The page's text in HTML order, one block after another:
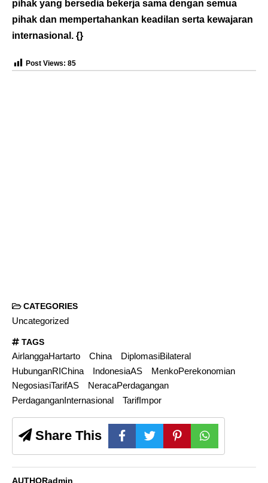
pihak yang bersedia bekerja sama dengan semua
pihak dan mempertahankan keadilan serta kewajaran
internasional. {}
Post Views: 85
CATEGORIES
Uncategorized
TAGS
AirlanggaHartarto China
DiplomasiBilateral
HubunganRIChina
IndonesiaAS
MenkoPerekonomian
NegosiasiTarifAS
NeracaPerdagangan
PerdaganganInternasional
TarifImpor
Share This
AUTHORadmin